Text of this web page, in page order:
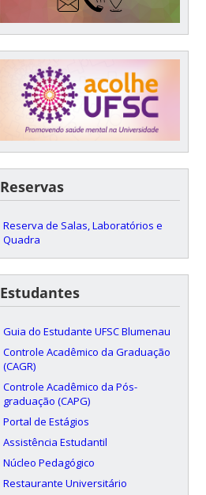
Reservas
Reserva de Salas, Laboratórios e
Quadra
Estudantes
Guia do Estudante UFSC Blumenau
Controle Acadêmico da Graduação
(CAGR)
Controle Acadêmico da Pós-
graduação (CAPG)
Portal de Estágios
Assistência Estudantil
Núcleo Pedagógico
Restaurante Universitário